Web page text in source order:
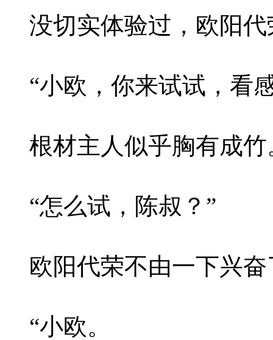
没切实体验过，欧阳代
“小欧，你来试试，看
根材主人似乎胸有成竹
“怎么试，陈叔？”
欧阳代荣不由一下兴奋
“小欧。